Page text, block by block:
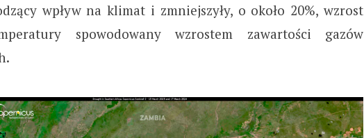
wpływ na klimat i zmniejszyły, o około 20%, wzrost
spowodowany wzrostem zawartości gazów